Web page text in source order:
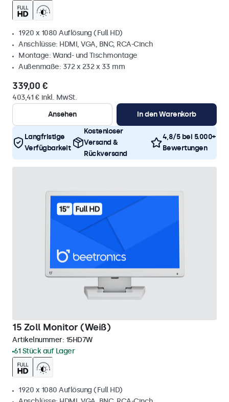
1920 x 1080 Auflösung (Full HD)
Anschlüsse: HDMI, VGA, BNC, RCA-Cinch
Montage: Wand- und Tischmontage
Außenmaße: 372 x 232 x 33 mm
339,00 €
403,41 € inkl. MwSt.
Ansehen
In den Warenkorb
Langfristige
Verfügbarkeit
Kostenloser
Versand &
Rückversand
4,8/5 bei 5.000+
Bewertungen
15 Zoll Monitor (Weiß)
Artikelnummer: 15HD7W
61 Stück auf Lager
1920 x 1080 Auflösung (Full HD)